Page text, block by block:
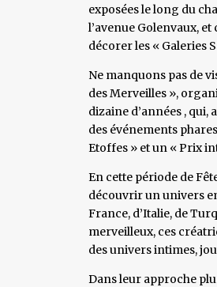
exposées le long du
l’avenue Golenvaux,
décorer les « Galeries
Ne manquons pas de
des Merveilles »,
dizaine d’années ,
des événements
Etoffes » et un « Prix
En cette période de
découvrir un univers
France, d’Italie, de
merveilleux, ces
des univers intimes,
Dans leur approche